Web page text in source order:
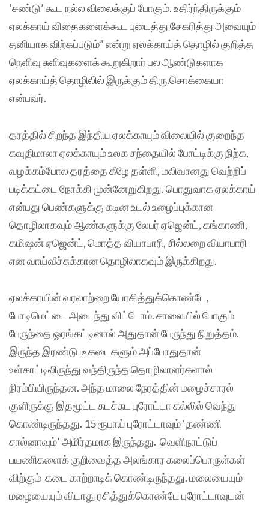
‘சண்டு’ கூட நல்ல விலைக்குப் போகும். உதிர்ந்திருக்கும்
ஏலக்காய் விதைகளைக்கூட புடைத்து சேகரித்து அவையும்
தனியாக விற்கப்படும்” என்று ஏலக்காய்த் தொழில் குறித்த
நெளிவு சுளிவுகளைக் கூறுகிறார் பல ஆண்டுகளாக
ஏலக்காய்த் தொழிலில் இருக்கும் திரு.சொக்கையா
என்பவர்.
தரத்தில் சிறந்த இந்திய ஏலக்காயும் விலையில் குறைந்த
கவுதிமாலா ஏலக்காயும் உலக சந்தையில் போட்டிக்கு நிற்க,
வழக்கம்போல தரத்தை கீழே தள்ளி, மலிவானது வெற்றிப்
படிக்கட்டை நோக்கி முன்னேறுகிறது. பொதுவாக ஏலக்காய்
என்பது பெண்களுக்கு கடின உடல் உழைப்புக்கான
தொழிலாகவும் ஆண்களுக்கு லேபர் ஏஜென்ட், கங்காணி,
கமிஷன் ஏஜென்ட், மொத்த வியாபாரி, சில்லறை வியாபாரி
என வாய்வீச்சுக்கான தொழிலாகவும் இருக்கிறது.
ஏலக்காயின் வரலாற்றை யோசித்துக்கொண்டே,
போடிமெட்டை அடைந்து விட்டோம். சாலையில் போகும்
பேருந்தை ஓரங்கட்டினால் அதுதான் பேருந்து நிறுத்தம்.
இருந்த இரண்டு டீ கடைகளும் அப்போதுதான்
உள்காட்டிலிருந்து வந்திருந்த தொழிலாளர்களால்
நிரம்பியிருந்தன. அந்த மாலை நேரத்தின் மழைச்சாரல்
குளிருக்கு இதமூட்ட சுடச்சுட புரோட்டா கல்லில் வெந்து
கொண்டிருந்தது. 15 ரூபாய் புரோட்டாவும் ‘தண்ணி
சால்னாவும்’ அமிர்தமாக இருந்தது. வெளிநாட்டுப்
பயணிகளைக் குறிவைத்த அலங்கார கலைப்பொருள்கள்
விற்கும் கடை காற்றாடிக் கொண்டிருந்தது. மலையையும்
மழையையும் விடாது ரசித்துக்கொண்டே புரோட்டாவுடன்